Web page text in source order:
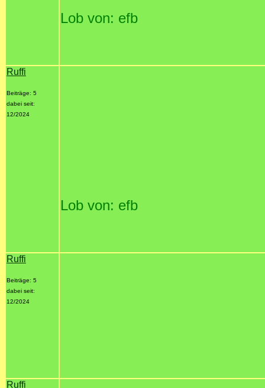
Lob von: efb
Ruffi
Beiträge: 5
dabei seit:
12/2024
Lob von: efb
Ruffi
Beiträge: 5
dabei seit:
12/2024
Ruffi